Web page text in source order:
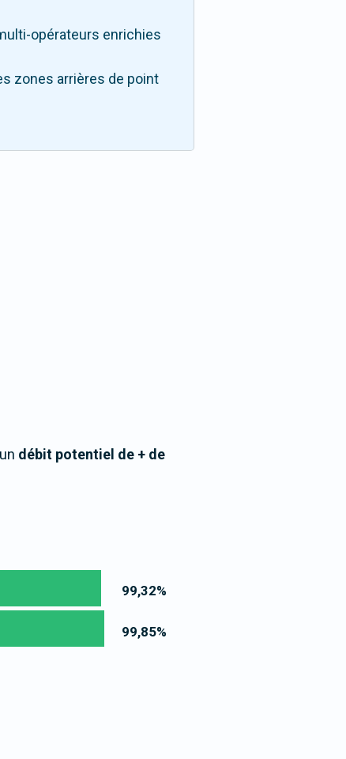
opérateurs enrichies
zones arrières de point
débit potentiel de + de
99,32%
99,85%